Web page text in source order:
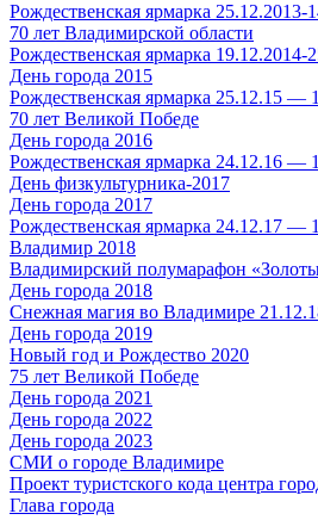
Рождественская ярмарка 25.12.2013-
70 лет Владимирской области
Рождественская ярмарка 19.12.2014-
День города 2015
Рождественская ярмарка 25.12.15 —
70 лет Великой Победе
День города 2016
Рождественская ярмарка 24.12.16 —
День физкультурника-2017
День города 2017
Рождественская ярмарка 24.12.17 —
Владимир 2018
Владимирский полумарафон
День города 2018
Снежная магия во Владимире
День города 2019
Новый год и Рождество 2020
75 лет Великой Победе
День города 2021
День города 2022
День города 2023
СМИ о городе Владимире
Проект туристского кода центра
Глава города